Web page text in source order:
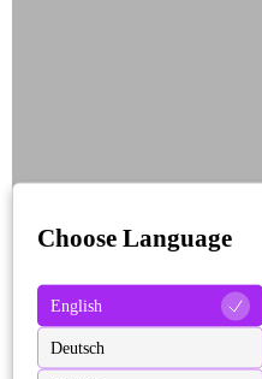
Choose Language
English
Deutsch